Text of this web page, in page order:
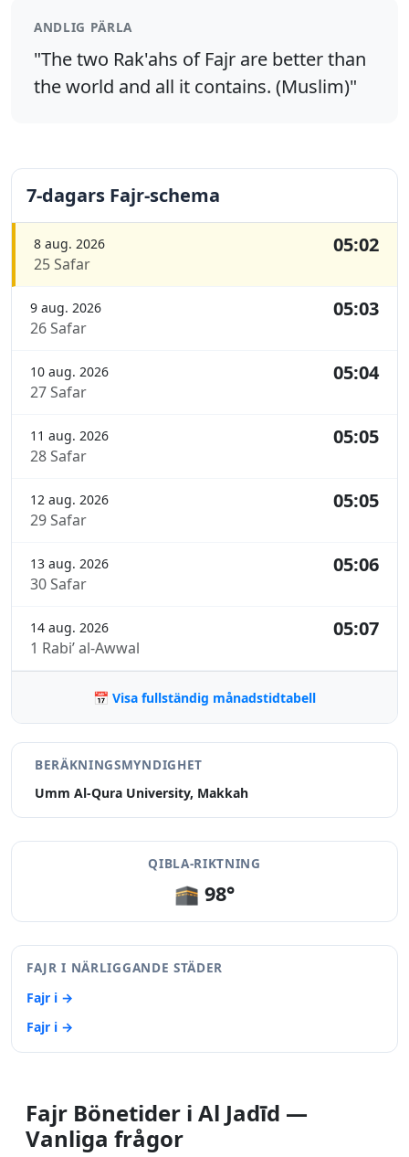
ANDLIG PÄRLA
"The two Rak'ahs of Fajr are better than
the world and all it contains. (Muslim)"
7-dagars Fajr-schema
8 aug. 2026
25 Safar
05:02
9 aug. 2026
26 Safar
05:03
10 aug. 2026
27 Safar
05:04
11 aug. 2026
28 Safar
05:05
12 aug. 2026
29 Safar
05:05
13 aug. 2026
30 Safar
05:06
14 aug. 2026
1 Rabi’ al-Awwal
05:07
📅 Visa fullständig månadstidtabell
BERÄKNINGSMYNDIGHET
Umm Al-Qura University, Makkah
QIBLA-RIKTNING
🕋 98°
FAJR I NÄRLIGGANDE STÄDER
Fajr i →
Fajr i →
Fajr Bönetider i Al Jadīd —
Vanliga frågor